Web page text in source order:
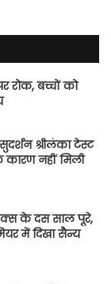
रोक, बच्चों को
श्रीलंका टेस्ट
कारण नहीं मिली
के दस साल पूरे,
में दिखा सैन्य